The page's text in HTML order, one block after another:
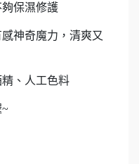
保濕修護
神奇魔力，清爽又
、人工色料
~